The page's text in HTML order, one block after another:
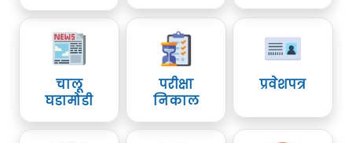
चालू
घडामोडी
परीक्षा
निकाल
प्रवेशपत्र